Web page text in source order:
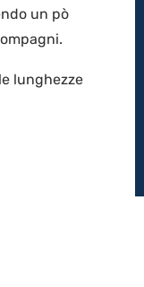
un pò
lunghezze